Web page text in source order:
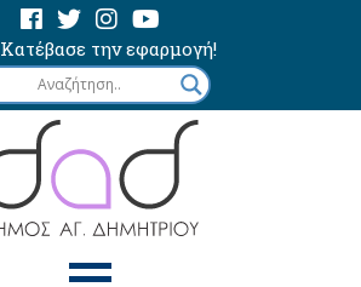
Κατέβασε την εφαρμογή!